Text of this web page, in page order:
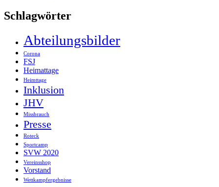
Schlagwörter
Abteilungsbilder
Corona
FSJ
Heimattage
Heimttage
Inklusion
JHV
Missbrauch
Presse
Roteck
Sportcamp
SVW 2020
Vereinsshop
Vorstand
Wettkampfergebnisse